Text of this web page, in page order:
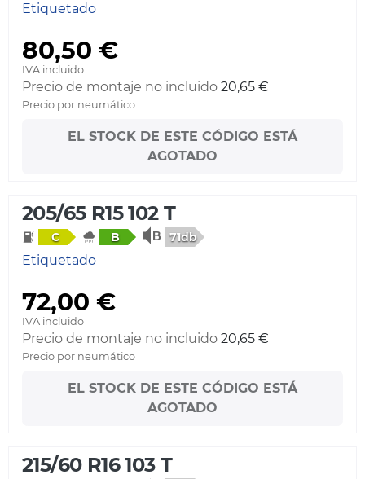
Etiquetado
80,50 €
IVA incluido
Precio de montaje no incluido 20,65 €
Precio por neumático
EL STOCK DE ESTE CÓDIGO ESTÁ
AGOTADO
205/65 R15 102 T
C B 71db
Etiquetado
72,00 €
IVA incluido
Precio de montaje no incluido 20,65 €
Precio por neumático
EL STOCK DE ESTE CÓDIGO ESTÁ
AGOTADO
215/60 R16 103 T